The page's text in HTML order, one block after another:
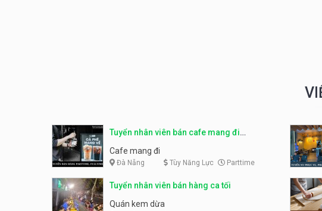
Tuyển nhân viên bán cafe mang đi
parttime, fulltime
Cafe mang đi
Đà Nẵng Tùy Năng Lực Parttime
Tuyển nhân viên bán hàng ca tối
Quán kem dừa